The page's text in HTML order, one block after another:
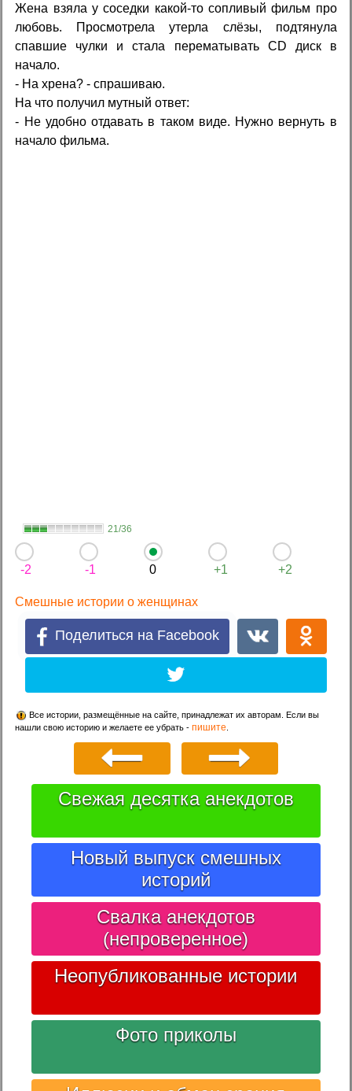
Жена взяла у соседки какой-то сопливый фильм про
любовь. Просмотрела утерла слёзы, подтянула
спавшие чулки и стала перематывать CD диск в
начало.
- На xpена? - спрашиваю.
На что получил мутный ответ:
- Не удобно отдавать в таком виде. Нужно вернуть в
начало фильма.
21/36
-2 -1 0 +1 +2
Смешные истории о женщинах
Поделиться на Facebook
Все истории, размещённые на сайте, принадлежат их авторам. Если вы
нашли свою историю и желаете ее убрать -пишите
Свежая десятка анекдотов
Новый выпуск смешных
историй
Свалка анекдотов
(непроверенное)
Неопубликованные истории
Фото приколы